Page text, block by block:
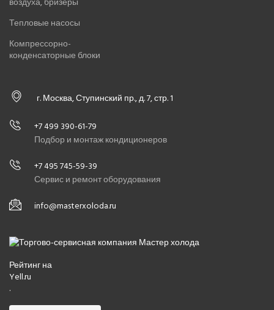
Тепловые насосы
Компрессорно-
конденсаторные блоки
г. Москва, Ступинский пр., д. 7, стр. 1
+7 499 390-61-79
Подбор и монтаж кондиционеров
+7 495 745-59-39
Сервис и ремонт оборудования
info@masterxoloda.ru
Рейтинг на
Yell.ru
.